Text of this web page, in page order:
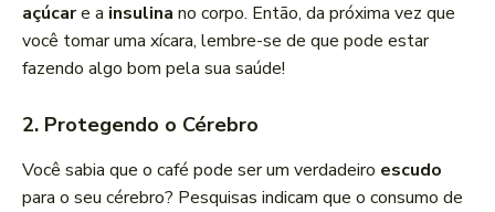
açúcare a insulina no corpo. Então, da próxima vez que
você tomar uma xícara, lembre-se de que pode estar
fazendo algo bom pela sua saúde!
2. Protegendo o Cérebro
Você sabia que o café pode ser um verdadeiro escudo
para o seu cérebro? Pesquisas indicam que o consumo de